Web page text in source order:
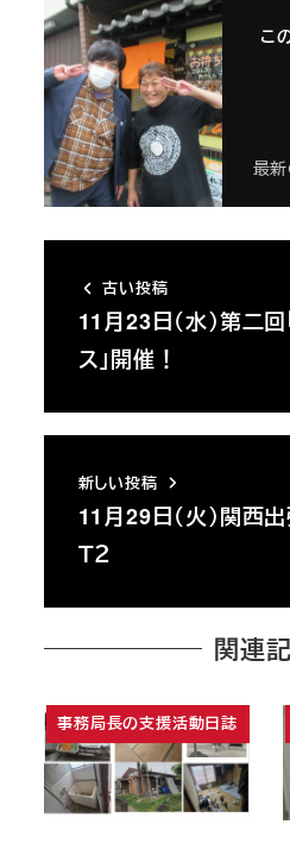
こ
最
古い投稿
11月23日（水）第二回
ス」開催！
新しい投稿
11月29日（火）関西
Ｔ２
関連
事務局長の支援活動日誌